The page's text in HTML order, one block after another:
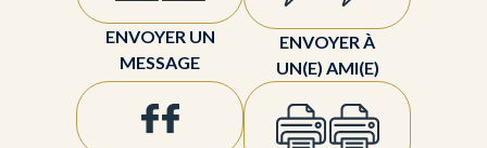
ENVOYER UN
MESSAGE
ENVOYER À
UN(E) AMI(E)